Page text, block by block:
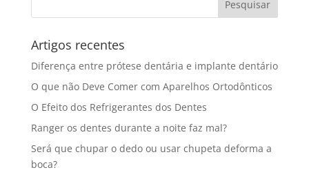
Artigos recentes
Diferença entre prótese dentária e implante dentário
O que não Deve Comer com Aparelhos Ortodônticos
O Efeito dos Refrigerantes dos Dentes
Ranger os dentes durante a noite faz mal?
Será que chupar o dedo ou usar chupeta deforma a
boca?